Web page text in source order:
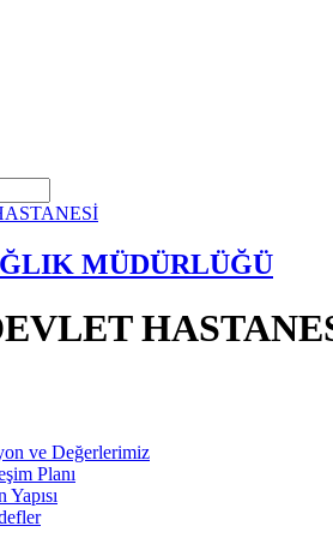
MÜDÜRLÜĞÜ
ve Değerlerimiz
Planı